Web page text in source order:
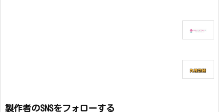
製作者のSNSをフォローする